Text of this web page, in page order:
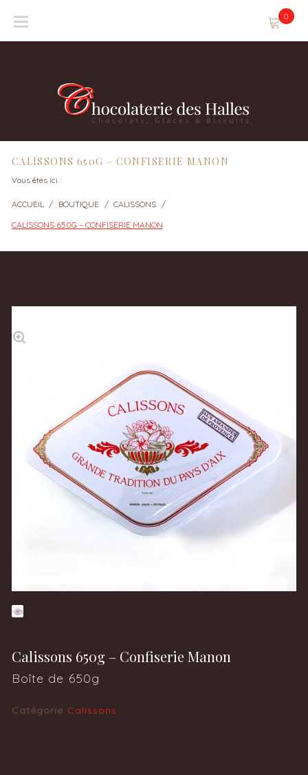
0
CALISSONS 650G – CONFISERIE MANON
Vous êtes ici :
ACCUEIL / BOUTIQUE / CALISSONS /
CALISSONS 650G – CONFISERIE MANON
Calissons 650g – Confiserie Manon
Boîte de 650g
Catégorie Calissons